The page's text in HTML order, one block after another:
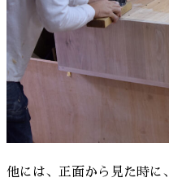
他には、正面から見た時に